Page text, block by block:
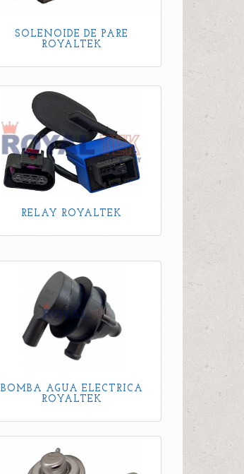
SOLENOIDE DE PARE
ROYALTEK
RELAY ROYALTEK
BOMBA AGUA ELECTRICA
ROYALTEK